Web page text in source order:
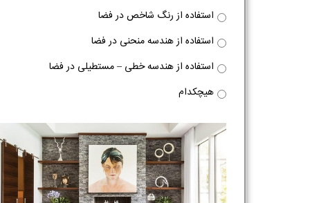
استفاده از رنگ شاخص در فضا
استفاده از هندسه منحنی در فضا
استفاده از هندسه خطی – مستطیلی در فضا
هیچکدام